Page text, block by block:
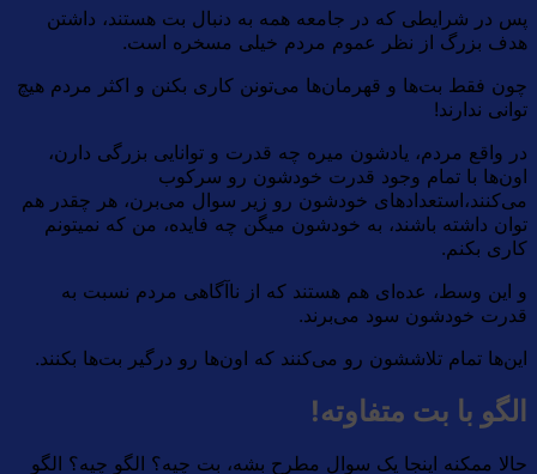
پس در شرایطی که در جامعه همه به دنبال بت هستند، داشتن
هدف بزرگ از نظر عموم مردم خیلی مسخره است.
چون فقط بت‌ها و قهرمان‌ها می‌تونن کاری بکنن و اکثر مردم هیچ
توانی ندارند!
در واقع مردم، یادشون میره چه قدرت و توانایی بزرگی دارن،
اون‌ها با تمام وجود قدرت خودشون رو سرکوب
می‌کنند،‌استعدادهای خودشون رو زیر سوال می‌برن، هر چقدر هم
توان داشته باشند، به خودشون میگن چه فایده، من که نمیتونم
کاری بکنم.
و این وسط، عده‌ای هم هستند که از ناآگاهی مردم نسبت به
قدرت خودشون سود می‌برند.
این‌‌ها تمام تلاششون رو می‌کنند که اون‌ها رو درگیر بت‌ها بکنند.
الگو با بت متفاوته!
حالا ممکنه اینجا یک سوال مطرح بشه، بت چیه؟ الگو چیه؟ الگو